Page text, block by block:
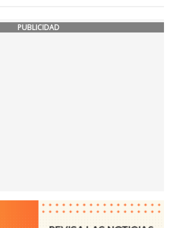
PUBLICIDAD